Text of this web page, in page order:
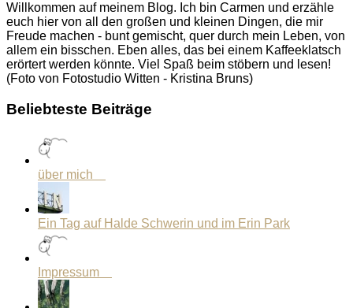
Willkommen auf meinem Blog. Ich bin Carmen und erzähle
euch hier von all den großen und kleinen Dingen, die mir
Freude machen - bunt gemischt, quer durch mein Leben, von
allem ein bisschen. Eben alles, das bei einem Kaffeeklatsch
erörtert werden könnte. Viel Spaß beim stöbern und lesen!
(Foto von Fotostudio Witten - Kristina Bruns)
Beliebteste Beiträge
über mich
Ein Tag auf Halde Schwerin und im Erin Park
Impressum